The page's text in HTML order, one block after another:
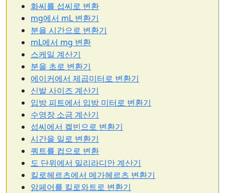
화씨를 섭씨로 변환
mg에서 mL 변환기
분을 시간으로 변환기
mL에서 mg 변환
스케일 계산기
분을 초로 변환기
에이커에서 제곱미터로 변환기
신발 사이즈 계산기
입방 피트에서 입방 미터로 변환기
수영장 소금 계산기
섭씨에서 켈빈으로 변환기
시간을 일로 변환기
쿼트를 컵으로 변환
도 단위에서 밀리라디안 계산기
킬로헤르츠에서 메가헤르츠 변환기
암페어를 킬로와트로 변환기